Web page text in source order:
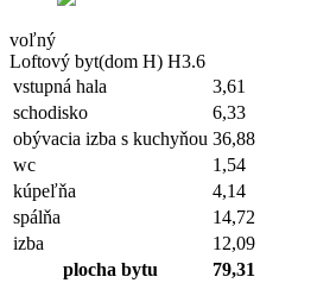
voľný
Loftový byt(dom H) H3.6
vstupná hala
3,61
schodisko
6,33
obývacia izba s kuchyňou 36,88
wc
1,54
kúpeľňa
4,14
spálňa
14,72
izba
12,09
plocha bytu
79,31